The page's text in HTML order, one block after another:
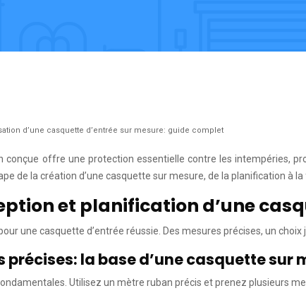
d’une casquette d’entrée sur mesure: guide complet
conçue offre une protection essentielle contre les intempéries,
de la création d’une casquette sur mesure, de la planification à
et planification d’une
une casquette d’entrée réussie. Des mesures précises, un
précises: la base d’une casquette sur
Utilisez un mètre ruban précis et prenez plusieurs